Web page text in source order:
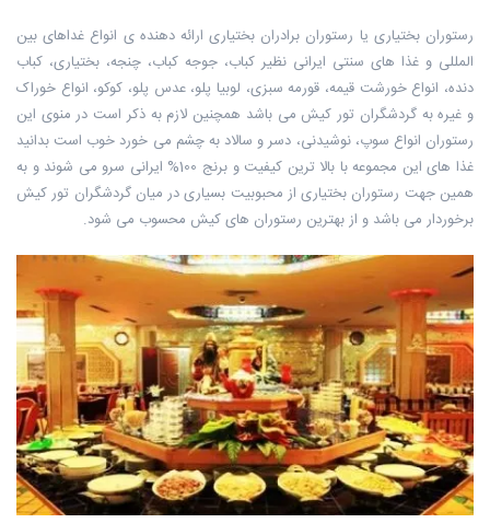
رستوران بختیاری یا رستوران برادران بختیاری ارائه دهنده ی انواع غداهای بین
المللی و ‏غذا های سنتی ایرانی نظیر کباب، جوجه کباب، چنجه، بختیاری، کباب
دنده، انواع ‏خورشت قیمه، قورمه سبزی، لوبیا پلو، عدس پلو، کوکو، انواع خوراک
و غیره به گردشگران ‏تور کیش می باشد همچنین لازم به ذکر است در منوی این
رستوران انواع سوپ، ‏نوشیدنی، دسر و سالاد به چشم می خورد خوب است بدانید
غذا های این مجموعه با ‏بالا ترین کیفیت و برنج 100% ایرانی سرو می شوند و به
همین جهت رستوران بختیاری ‏از محبوبیت بسیاری در میان گردشگران تور کیش
برخوردار می باشد و از بهترین ‏رستوران های کیش محسوب می شود.